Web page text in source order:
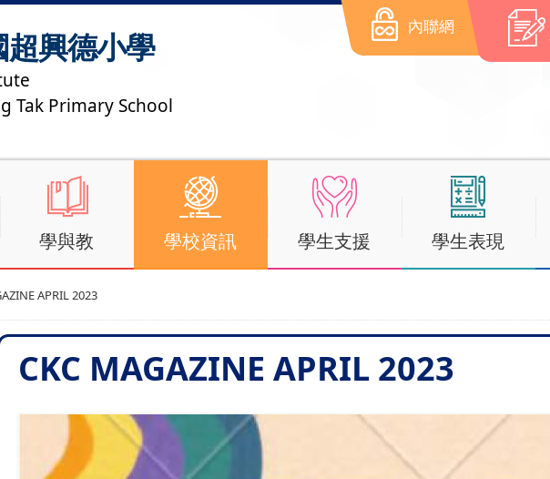
興德小學
Tak Primary School
內聯網
學與教 學校資訊 學生支援 學生表現
APRIL 2023
CKC MAGAZINE APRIL 2023